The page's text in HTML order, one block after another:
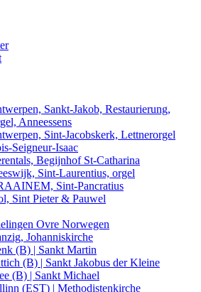
Sankt-Jakob, Restaurierung,
Anneessens
Sint-Jacobskerk, Lettnerorgel
Seigneur-Isaac
Begijnhof St-Catharina
Sint-Laurentius, orgel
Sint-Pancratius
Sint Pieter & Pauwel
Ovre Norwegen
Johanniskirche
(B) | Sankt Martin
(B) | Sankt Jakobus der Kleine
(B) | Sankt Michael
(EST) | Methodistenkirche